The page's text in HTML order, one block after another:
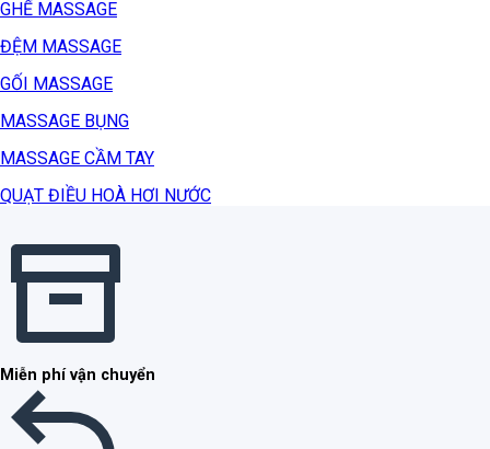
GHẾ MASSAGE
ĐỆM MASSAGE
GỐI MASSAGE
MASSAGE BỤNG
MASSAGE CẦM TAY
QUẠT ĐIỀU HOÀ HƠI NƯỚC
Miễn phí vận chuyển